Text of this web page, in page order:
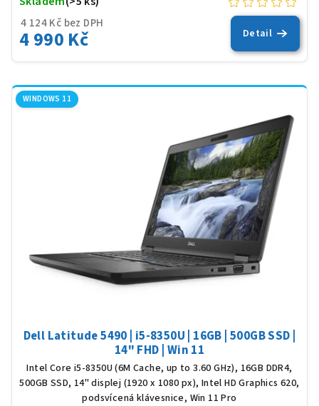
4 124 Kč bez DPH
4 990 Kč Detail
WINDOWS 11
Dell Latitude 5490 | i5-8350U | 16GB | 500GB SSD |
14" FHD | Win 11
Intel Core i5-8350U (6M Cache, up to 3.60 GHz), 16GB DDR4,
500GB SSD, 14" displej (1920 x 1080 px), Intel HD Graphics 620,
podsvícená klávesnice, Win 11 Pro